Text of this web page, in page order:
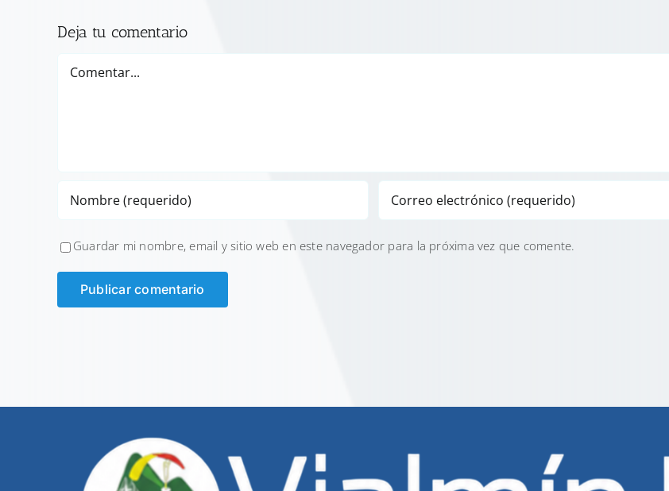
Deja tu comentario
Guardar mi nombre, email y sitio web en este navegador para la próxima vez que comente.